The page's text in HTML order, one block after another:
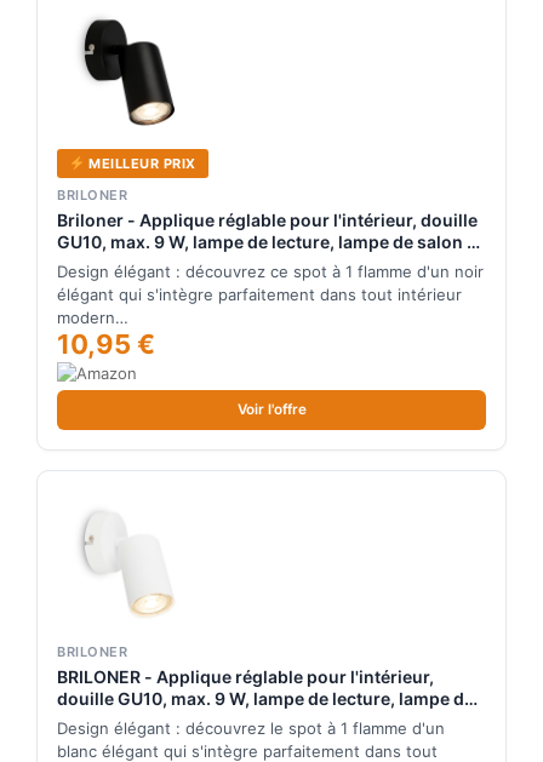
MEILLEUR PRIX
BRILONER
Briloner - Applique réglable pour l'intérieur, douille
GU10, max. 9 W, lampe de lecture, lampe de salon et
couloir, lampe murale, spot de cuisine, applique
murale, noir
Design élégant : découvrez ce spot à 1 flamme d'un noir
élégant qui s'intègre parfaitement dans tout intérieur
modern…
10,95 €
Voir l'offre
BRILONER
BRILONER - Applique réglable pour l'intérieur,
douille GU10, max. 9 W, lampe de lecture, lampe de
salon, lampe murale, lampe de cuisine, lampe de
couloir, applique murale, Blanc
Design élégant : découvrez le spot à 1 flamme d'un
blanc élégant qui s'intègre parfaitement dans tout